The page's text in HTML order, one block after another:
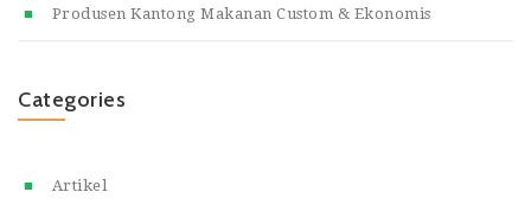
Produsen Kantong Makanan Custom & Ekonomis
Categories
Artikel